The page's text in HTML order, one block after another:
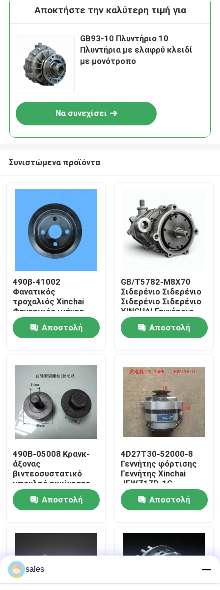
Σπίτι
Προϊόντα
Βίντεο
Σχετικά με εμάς
Επισκέψεις στο εργοστάσιο
Έλεγχος ποιότητας
Επικοινωνήστε μαζί μας
Συγκρότημα κινητήρα
Συγκρότημα και εξαρτήματα κινητήρα
Αποκτήστε την καλύτερη τιμή για
GB93-10 Πλυντήριο 10
Πλυντήρια με ελαφρύ κλειδί
με μονότροπο
Να συνεχίσει
Συνιστώμενα προϊόντα
490β-41002
Φανατικός
τροχαλιός Xinchai
Φανατικός ιμάντα
Συγκρότημα
γεννήτριας
τροχαλιού
Αποστολή
GB/T5782-M8X70
Σιδερένιο Σιδερένιο
Σιδερένιο Σιδερένιο
XINCHAI Γεννήτρια
και συναρμολόγηση
ζώνης Αποστολή
490B-05008 Κρανκ-
άξονας
βιντεοσυστατικό
μπουλτό εκκίνησης
νύμφης
Αποστολή
4D27T30-52000-8
Γεννήτης φόρτισης
Γεννήτης Xinchai
JFWZ17P-1C
Αποστολή
sales